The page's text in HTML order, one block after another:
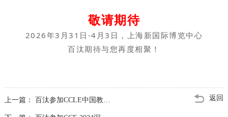
敬请期待
2026年3月31日-4月3日，上海新国际博览中心
百汰期待与您再度相聚！
返回
上一篇： 百汰参加CCLE中国教育后勤展